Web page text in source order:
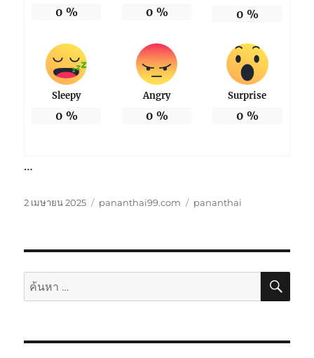
0 % 0 % 0 %
Sleepy
0 %
Angry
0 %
Surprise
0 %
…
เขียน
2 เมษายน 2025
หมวด
pananthai99.com
ป้าย
pananthai
ค้นหา: ค้น